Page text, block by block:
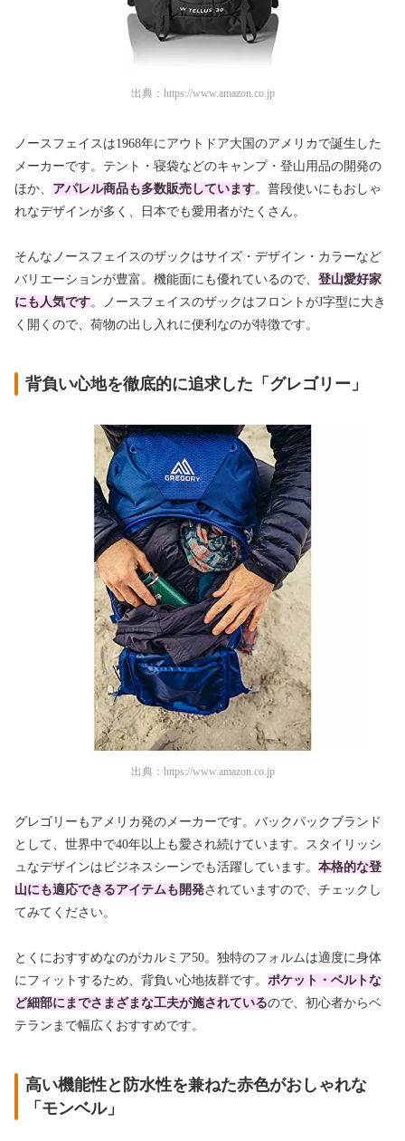
出典： https://www.amazon.co.jp
ノースフェイスは1968年にアウトドア大国のアメリカで誕生した
メーカーです。テント・寝袋などのキャンプ・登山用品の開発の
ほか、 アパレル商品も多数販売しています。普段使いにもおしゃ
れなデザインが多く、日本でも愛用者がたくさん。
そんなノースフェイスのザックはサイズ・デザイン・カラーなど
バリエーションが豊富。機能面にも優れているので、 登山愛好家
にも人気です。ノースフェイスのザックはフロントがJ字型に大き
く開くので、荷物の出し入れに便利なのが特徴です。
背負い心地を徹底的に追求した「グレゴリー」
出典： https://www.amazon.co.jp
グレゴリーもアメリカ発のメーカーです。バックパックブランド
として、世界中で40年以上も愛され続けています。スタイリッシ
ュなデザインはビジネスシーンでも活躍しています。 本格的な登
山にも適応できるアイテムも開発されていますので、チェックし
てみてください。
とくにおすすめなのがカルミア50。独特のフォルムは適度に身体
にフィットするため、背負い心地抜群です。 ポケット・ベルトな
ど細部にまでさまざまな工夫が施されているので、初心者からベ
テランまで幅広くおすすめです。
高い機能性と防水性を兼ねた赤色がおしゃれな
「モンベル」